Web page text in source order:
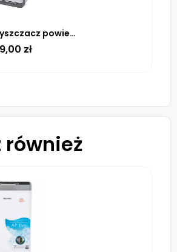
WARMTEC oczyszczacz powietrza AP350W+ z nawilżaczem i Wi-Fi
zł
również